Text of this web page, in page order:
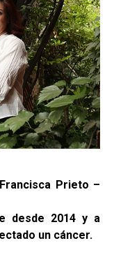
Prieto –
desde 2014 y a
un cáncer.